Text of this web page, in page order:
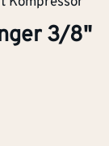
3/8"